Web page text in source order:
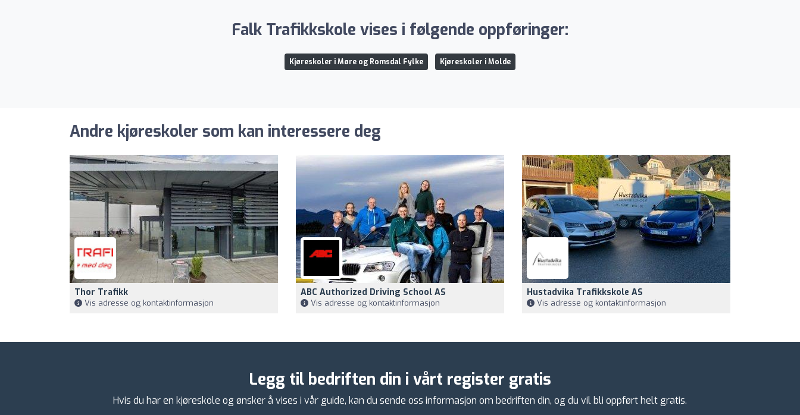
Falk Trafikkskole vises i følgende oppføringer:
Kjøreskoler i Møre og Romsdal Fylke Kjøreskoler i Molde
Andre kjøreskoler som kan interessere deg
Thor Trafikk
Vis adresse og kontaktinformasjon
ABC Authorized Driving School AS
Vis adresse og kontaktinformasjon
Hustadvika Trafikkskole AS
Vis adresse og kontaktinformasjon
Legg til bedriften din i vårt register gratis
Hvis du har en kjøreskole og ønsker å vises i vår guide, kan du sende oss informasjon om bedriften din, og du vil bli oppført helt gratis.